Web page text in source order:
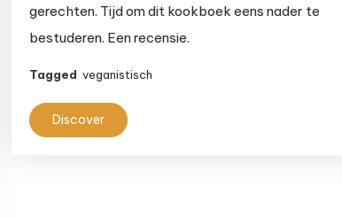
gerechten. Tijd om dit kookboek eens nader te
bestuderen. Een recensie.
Tagged veganistisch
Discover